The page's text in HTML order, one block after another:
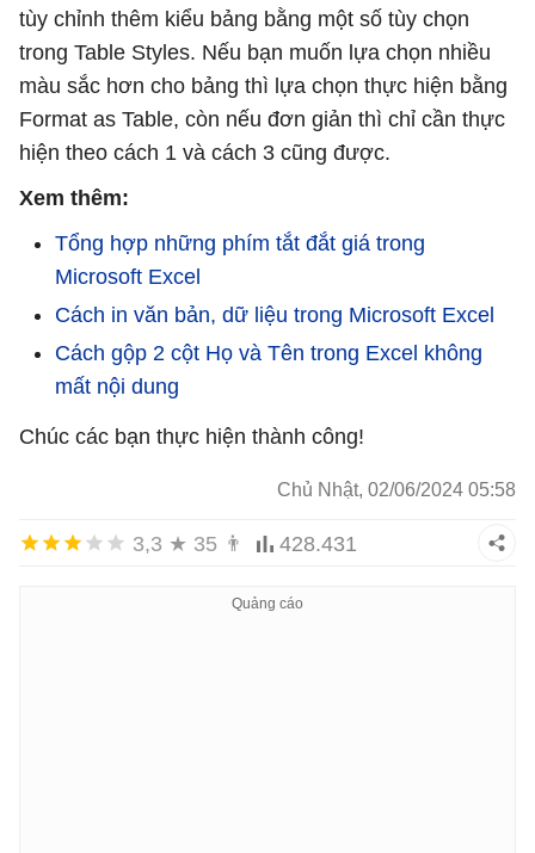
tùy chỉnh thêm kiểu bảng bằng một số tùy chọn
trong Table Styles. Nếu bạn muốn lựa chọn nhiều
màu sắc hơn cho bảng thì lựa chọn thực hiện bằng
Format as Table, còn nếu đơn giản thì chỉ cần thực
hiện theo cách 1 và cách 3 cũng được.
Xem thêm:
Tổng hợp những phím tắt đắt giá trong
Microsoft Excel
Cách in văn bản, dữ liệu trong Microsoft Excel
Cách gộp 2 cột Họ và Tên trong Excel không
mất nội dung
Chúc các bạn thực hiện thành công!
Chủ Nhật, 02/06/2024 05:58
3,3 ★ 35 👨 428.431